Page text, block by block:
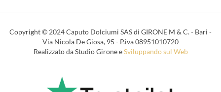
Copyright © 2024 Caputo Dolciumi SAS di GIRONE M & C. - Bari -
Via Nicola De Giosa, 95 - P.iva 08951010720
Realizzato da Studio Girone eSviluppando sul Web